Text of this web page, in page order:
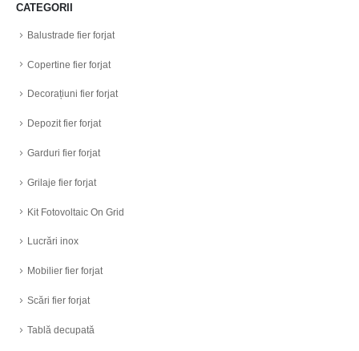
CATEGORII
Balustrade fier forjat
Copertine fier forjat
Decorațiuni fier forjat
Depozit fier forjat
Garduri fier forjat
Grilaje fier forjat
Kit Fotovoltaic On Grid
Lucrări inox
Mobilier fier forjat
Scări fier forjat
Tablă decupată